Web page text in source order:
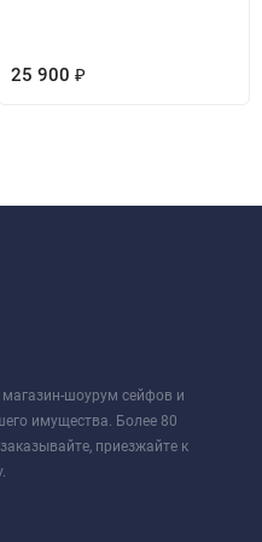
25 900 ₽
магазин-шоурум сейфов и
имущества. Более 80
приезжайте к